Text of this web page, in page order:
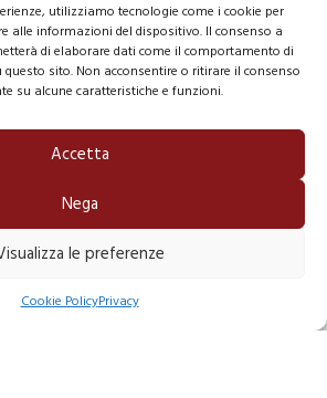
utilizziamo tecnologie come i cookie per
alle informazioni del dispositivo. Il consenso a
di elaborare dati come il comportamento di
sito. Non acconsentire o ritirare il consenso
su alcune caratteristiche e funzioni.
Accetta
Nega
le preferenze
Cookie PolicyPrivacy